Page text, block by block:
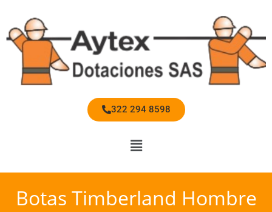
322 294 8598
Botas Timberland Hombre